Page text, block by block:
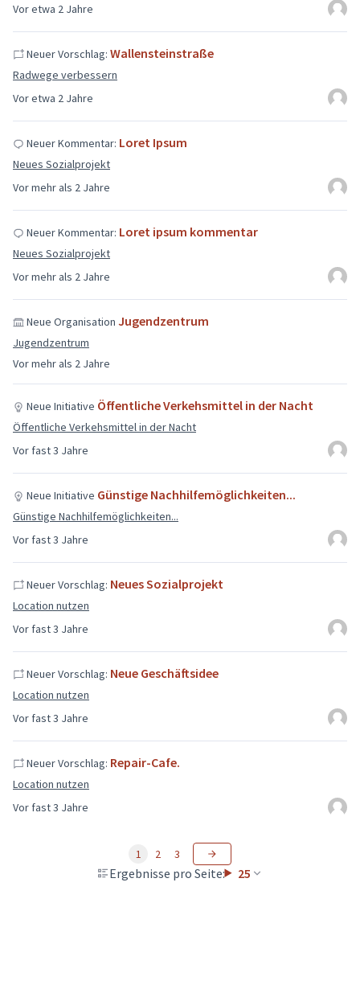
Vor etwa 2 Jahre
Vor etwa 2 Jahre
Neuer Vorschlag: Wallensteinstraße
Radwege verbessern
Vor mehr als 2 Jahre
Neuer Kommentar: Loret Ipsum
Neues Sozialprojekt
Vor mehr als 2 Jahre
Neuer Kommentar: Loret ipsum kommentar
Neues Sozialprojekt
Vor mehr als 2 Jahre
Neue Organisation Jugendzentrum
Jugendzentrum
Vor fast 3 Jahre
Neue Initiative Öffentliche Verkehsmittel in der Nacht
Öffentliche Verkehsmittel in der Nacht
Vor fast 3 Jahre
Neue Initiative Günstige Nachhilfemöglichkeiten...
Günstige Nachhilfemöglichkeiten...
Vor fast 3 Jahre
Neuer Vorschlag: Neues Sozialprojekt
Location nutzen
Vor fast 3 Jahre
Neuer Vorschlag: Neue Geschäftsidee
Location nutzen
Vor fast 3 Jahre
Neuer Vorschlag: Repair-Cafe.
Location nutzen
Ergebnisse pro Seite: 25
1 2 3